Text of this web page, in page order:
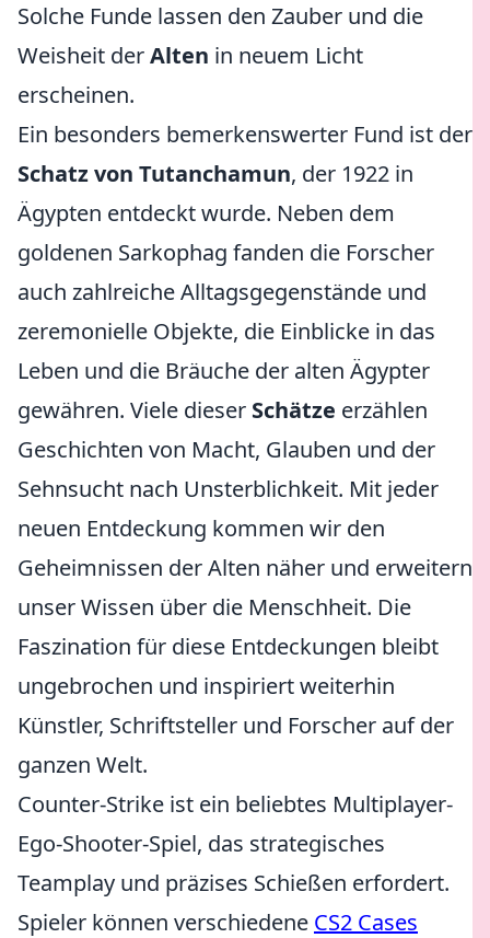
Solche Funde lassen den Zauber und die
Weisheit derAlten in neuem Licht
erscheinen.
Ein besonders bemerkenswerter Fund ist der
Schatz von Tutanchamun, der 1922 in
Ägypten entdeckt wurde. Neben dem
goldenen Sarkophag fanden die Forscher
auch zahlreiche Alltagsgegenstände und
zeremonielle Objekte, die Einblicke in das
Leben und die Bräuche der alten Ägypter
gewähren. Viele dieser Schätze erzählen
Geschichten von Macht, Glauben und der
Sehnsucht nach Unsterblichkeit. Mit jeder
neuen Entdeckung kommen wir den
Geheimnissen der Alten näher und erweitern
unser Wissen über die Menschheit. Die
Faszination für diese Entdeckungen bleibt
ungebrochen und inspiriert weiterhin
Künstler, Schriftsteller und Forscher auf der
ganzen Welt.
Counter-Strike ist ein beliebtes Multiplayer-
Ego-Shooter-Spiel, das strategisches
Teamplay und präzises Schießen erfordert.
Spieler können verschiedene CS2 Cases